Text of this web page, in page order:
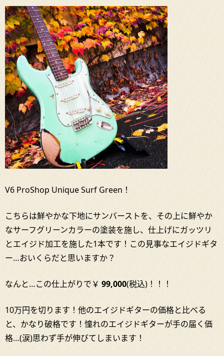
V6 ProShop Unique Surf Green！
こちらは鮮やかな下地にサンバーストを、その上に鮮やか
なサーフグリーンカラーの塗装を施し、仕上げにガッツリ
とエイジド加工を施した1本です！この見事なエイジドギタ
ー…おいくらだと思いますか？
なんと…この仕上がりで￥ 99,000(税込)！！！
10万円を切ります！他のエイジドギターの価格と比べる
と、かなり破格です！憧れのエイジドギターが手の届く価
格…(涙)思わず手が伸びてしまいます！